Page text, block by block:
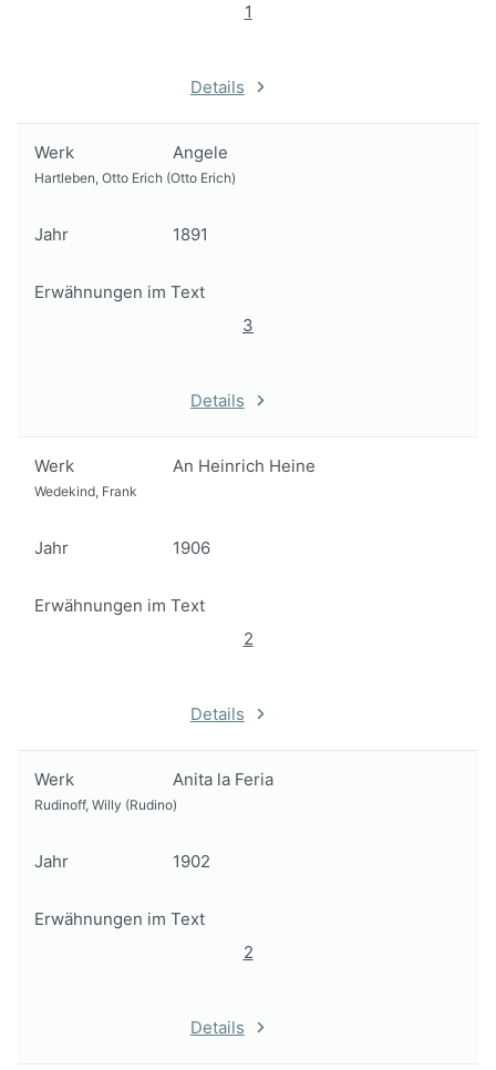
1
Details
Werk Angele
Hartleben, Otto Erich (Otto Erich)
Jahr 1891
Erwähnungen im Text
3
Details
Werk An Heinrich Heine
Wedekind, Frank
Jahr 1906
Erwähnungen im Text
2
Details
Werk Anita la Feria
Rudinoff, Willy (Rudino)
Jahr 1902
Erwähnungen im Text
2
Details